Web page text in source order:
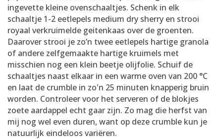
ingevette kleine ovenschaaltjes. Schenk in elk
schaaltje 1-2 eetlepels medium dry sherry en strooi
royaal verkruimelde geitenkaas over de groenten.
Daarover strooi je zo’n twee eetlepels hartige granola
of andere zelfgemaakte hartige kruimels met
misschien nog een klein beetje olijfolie. Schuif de
schaaltjes naast elkaar in een warme oven van 200 °C
en laat de crumble in zo'n 25 minuten knapperig bruin
worden. Controleer voor het serveren of de blokjes
zoete aardappel echt gaar zijn. Zo mag die herfst van
mij nog wel even duren, want op deze crumble kun je
natuurlijk eindeloos variëren.